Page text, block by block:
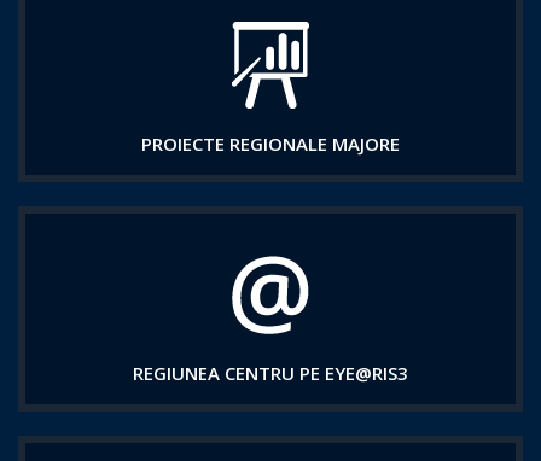
PROIECTE REGIONALE MAJORE
REGIUNEA CENTRU PE EYE@RIS3